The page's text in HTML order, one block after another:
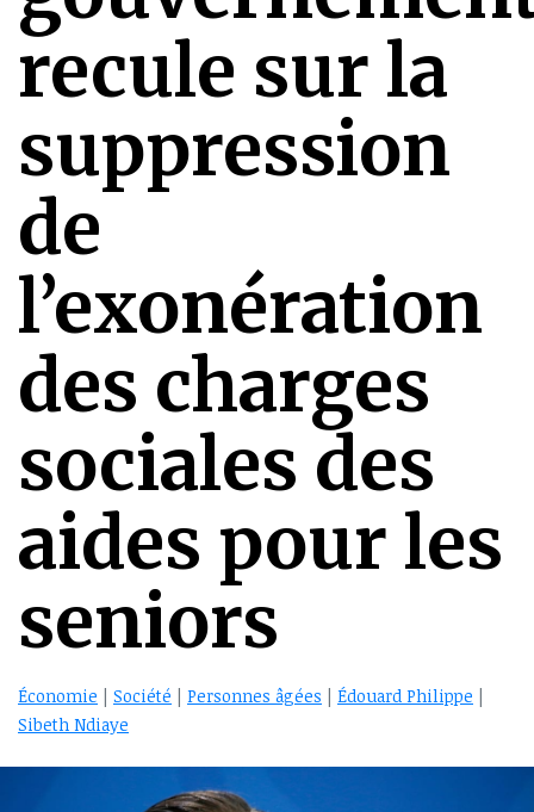
recule sur la
suppression
de
l’exonération
des charges
sociales des
aides pour les
seniors
Économie | Société | Personnes âgées | Édouard Philippe |
Sibeth Ndiaye